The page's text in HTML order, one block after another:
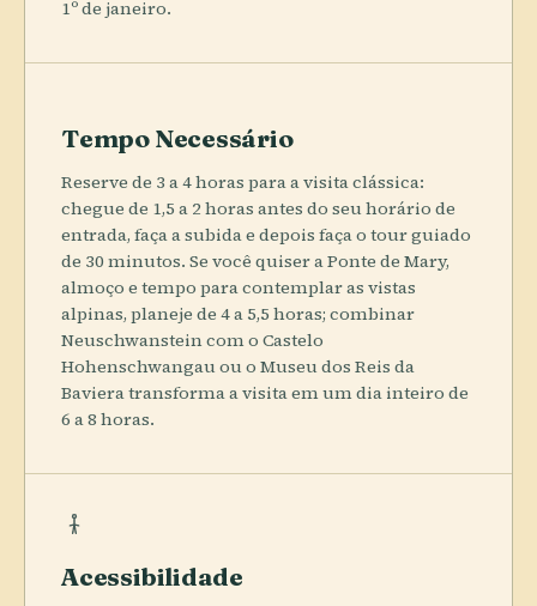
1º de janeiro.
Tempo Necessário
Reserve de 3 a 4 horas para a visita clássica:
chegue de 1,5 a 2 horas antes do seu horário de
entrada, faça a subida e depois faça o tour guiado
de 30 minutos. Se você quiser a Ponte de Mary,
almoço e tempo para contemplar as vistas
alpinas, planeje de 4 a 5,5 horas; combinar
Neuschwanstein com o Castelo
Hohenschwangau ou o Museu dos Reis da
Baviera transforma a visita em um dia inteiro de
6 a 8 horas.
Acessibilidade